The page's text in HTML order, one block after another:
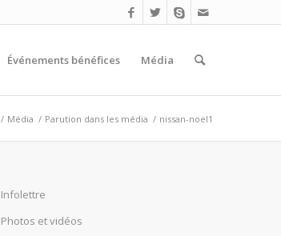
Événements bénéfices Média
/ Média / Parution dans les média / nissan-noel1
Infolettre
Photos et vidéos